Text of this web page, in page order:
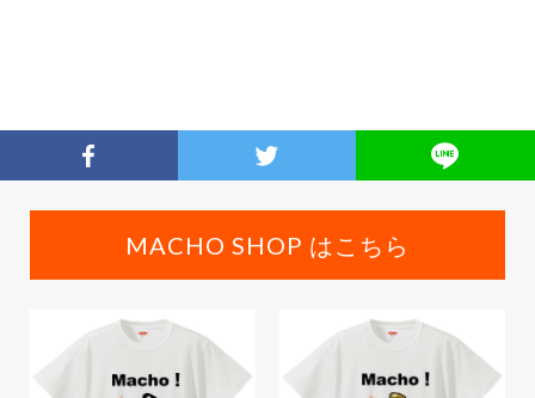
MACHO SHOP はこちら